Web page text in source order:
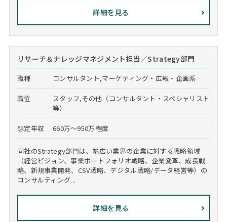
詳細を見る
リサーチ＆ナレッジマネジメント担当／Strategy部門
職種 コンサルタント,マーケティング・広報・企画系
職位
スタッフ,その他（コンサルタント・スペシャリスト
等）
想定年収 660万～950万程度
同社のStrategy部門は、幅広い業界の企業に対する戦略領域
（経営ビジョン、事業ポートフォリオ戦略、企業変革、成長戦
略、新規事業開発、CSV戦略、デジタル戦略/データ経営等）の
コンサルティング...
詳細を見る